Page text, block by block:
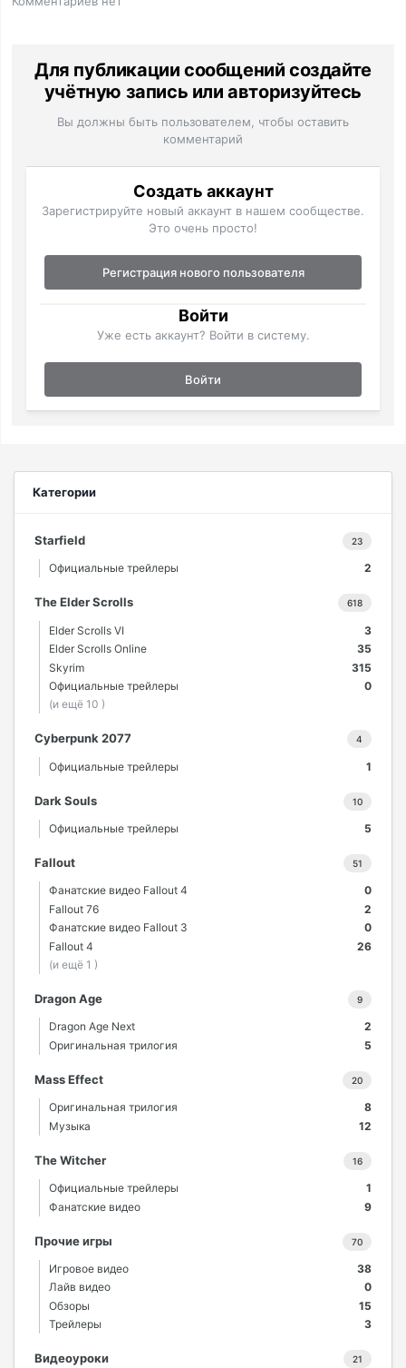
Для публикации сообщений создайте
учётную запись или авторизуйтесь
Вы должны быть пользователем, чтобы оставить
комментарий
Создать аккаунт
Зарегистрируйте новый аккаунт в нашем сообществе.
Это очень просто!
Регистрация нового пользователя
Войти
Уже есть аккаунт? Войти в систему.
Войти
Категории
23
Starfield
2
Официальные трейлеры
618
The Elder Scrolls
3
Elder Scrolls VI
35
Elder Scrolls Online
315
Skyrim
0
Официальные трейлеры
(и ещё 10 )
4
Cyberpunk 2077
1
Официальные трейлеры
10
Dark Souls
5
Официальные трейлеры
51
Fallout
0
Фанатские видео Fallout 4
2
Fallout 76
0
Фанатские видео Fallout 3
26
Fallout 4
(и ещё 1 )
9
Dragon Age
2
Dragon Age Next
5
Оригинальная трилогия
20
Mass Effect
8
Оригинальная трилогия
12
Музыка
16
The Witcher
1
Официальные трейлеры
9
Фанатские видео
70
Прочие игры
38
Игровое видео
0
Лайв видео
15
Обзоры
3
Трейлеры
21
Видеоуроки